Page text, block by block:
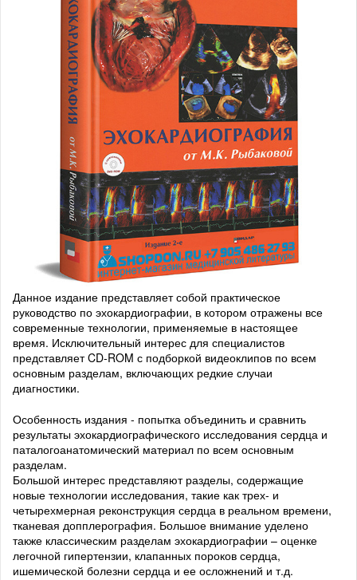
Данное издание представляет собой практическое
руководство по эхокардиографии, в котором отражены все
современные технологии, применяемые в настоящее
время. Исключительный интерес для специалистов
представляет CD-ROM с подборкой видеоклипов по всем
основным разделам, включающих редкие случаи
диагностики.
Особенность издания - попытка объединить и сравнить
результаты эхокардиографического исследования сердца и
паталогоанатомический материал по всем основным
разделам.
Большой интерес представляют разделы, содержащие
новые технологии исследования, такие как трех- и
четырехмерная реконструкция сердца в реальном времени,
тканевая допплерография. Большое внимание уделено
также классическим разделам эхокардиографии – оценке
легочной гипертензии, клапанных пороков сердца,
ишемической болезни сердца и ее осложнений и т.д.